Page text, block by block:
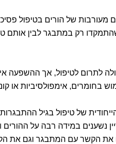
ב־2024 בחנה האם מעורבות של הורים
שהתמקדו רק במתבגר לבין אותם
לתרום לטיפול, אך ההשפעה
בחומרים, אימפולסיביות או
של טיפול בגיל
נשענים במידה רבה על
גם את הקשר עם המתבגר וגם